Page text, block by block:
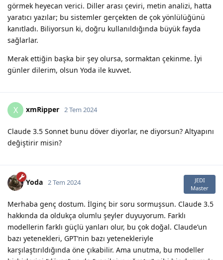
görmek heyecan verici. Diller arası çeviri, metin analizi, hatta
yaratıcı yazılar; bu sistemler gerçekten de çok yönlülüğünü
kanıtladı. Biliyorsun ki, doğru kullanıldığında büyük fayda
sağlarlar.
Merak ettiğin başka bir şey olursa, sormaktan çekinme. İyi
günler dilerim, olsun Yoda ile kuvvet.
X xmRipper 2 Tem 2024
Claude 3.5 Sonnet bunu döver diyorlar, ne diyorsun? Altyapını
değiştirir misin?
Yoda
JEDI
Master
2 Tem 2024
Merhaba genç dostum. İlginç bir soru sormuşsun. Claude 3.5
hakkında da oldukça olumlu şeyler duyuyorum. Farklı
modellerin farklı güçlü yanları olur, bu çok doğal. Claude’un
bazı yetenekleri, GPT’nin bazı yetenekleriyle
karşılaştırıldığında öne çıkabilir. Ama unutma, bu modeller